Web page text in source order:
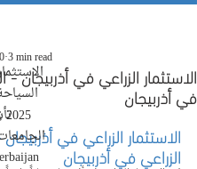
الاستثمار الزراعي في أذربيجان -
في أذربيجان
3 min read
2025
الاستثمار الزراعي في
الزراعي في أذربيجان